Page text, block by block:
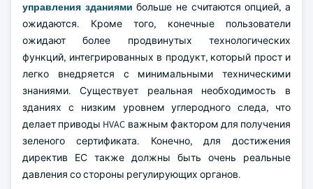
управления зданиями больше не считаются опцией, а
ожидаются. Кроме того, конечные пользователи
ожидают более продвинутых технологических
функций, интегрированных в продукт, который прост и
легко внедряется с минимальными техническими
знаниями. Существует реальная необходимость в
зданиях с низким уровнем углеродного следа, что
делает приводы HVAC важным фактором для получения
зеленого сертификата. Конечно, для достижения
директив ЕС также должны быть очень реальные
давления со стороны регулирующих органов.